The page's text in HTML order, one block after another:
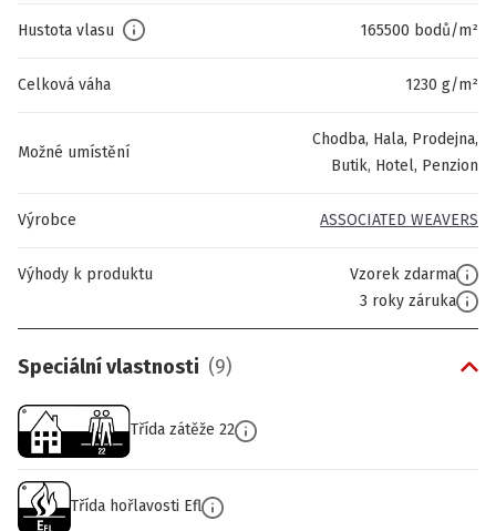
Hustota vlasu 165500 bodů/m²
Celková váha 1230 g/m²
Možné umístění
Chodba, Hala, Prodejna,
Butik, Hotel, Penzion
Výrobce ASSOCIATED WEAVERS
Výhody k produktu
Vzorek zdarma
3 roky záruka
Speciální vlastnosti (9)
Třída zátěže 22
Třída hořlavosti Efl